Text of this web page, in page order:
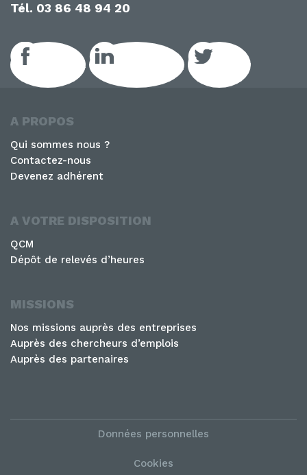
Tél. 03 86 48 94 20
Facebook LinkedIn GEIQ Twitter
A PROPOS
Qui sommes nous ?
Contactez-nous
Devenez adhérent
A VOTRE DISPOSITION
QCM
Dépôt de relevés d’heures
MISSIONS
Nos missions auprès des entreprises
Auprès des chercheurs d’emplois
Auprès des partenaires
Données personnelles
Cookies